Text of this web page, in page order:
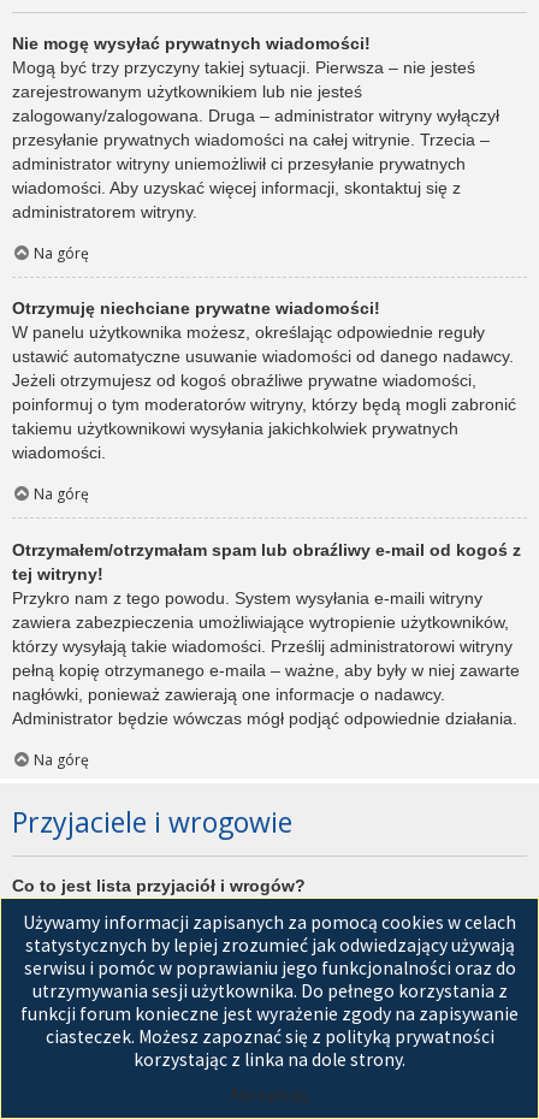
Nie mogę wysyłać prywatnych wiadomości!
Mogą być trzy przyczyny takiej sytuacji. Pierwsza – nie jesteś
zarejestrowanym użytkownikiem lub nie jesteś
zalogowany/zalogowana. Druga – administrator witryny wyłączył
przesyłanie prywatnych wiadomości na całej witrynie. Trzecia –
administrator witryny uniemożliwił ci przesyłanie prywatnych
wiadomości. Aby uzyskać więcej informacji, skontaktuj się z
administratorem witryny.
Na górę
Otrzymuję niechciane prywatne wiadomości!
W panelu użytkownika możesz, określając odpowiednie reguły
ustawić automatyczne usuwanie wiadomości od danego nadawcy.
Jeżeli otrzymujesz od kogoś obraźliwe prywatne wiadomości,
poinformuj o tym moderatorów witryny, którzy będą mogli zabronić
takiemu użytkownikowi wysyłania jakichkolwiek prywatnych
wiadomości.
Na górę
Otrzymałem/otrzymałam spam lub obraźliwy e-mail od kogoś z
tej witryny!
Przykro nam z tego powodu. System wysyłania e-maili witryny
zawiera zabezpieczenia umożliwiające wytropienie użytkowników,
którzy wysyłają takie wiadomości. Prześlij administratorowi witryny
pełną kopię otrzymanego e-maila – ważne, aby były w niej zawarte
nagłówki, ponieważ zawierają one informacje o nadawcy.
Administrator będzie wówczas mógł podjąć odpowiednie działania.
Na górę
Przyjaciele i wrogowie
Co to jest lista przyjaciół i wrogów?
użytkowników witryny. Użytkownicy dodani do listy przyjaciół będą
wyświetleni na karciePrzyjacieleznajdującej się w panelu
zarządzania kontem. Z tego poziomu można szybko sprawdzić ich
status, a także wysłać prywatną wiadomość. Zależnie od
używanego stylu witryny, posty tych użytkowników mogą być
wyróżniane. Jeśli użytkownik zostanie dodany do listy wrogów,
Używamy informacji zapisanych za pomocą cookies w celach
statystycznych by lepiej zrozumieć jak odwiedzający używają
serwisu i pomóc w poprawianiu jego funkcjonalności oraz do
utrzymywania sesji użytkownika. Do pełnego korzystania z
funkcji forum konieczne jest wyrażenie zgody na zapisywanie
ciasteczek. Możesz zapoznać się z polityką prywatności
korzystając z linka na dole strony.
Akceptuję